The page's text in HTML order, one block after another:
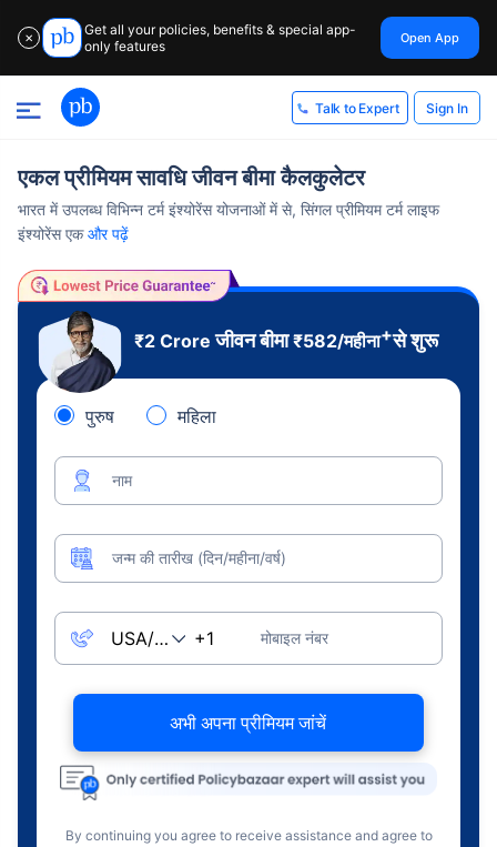
✕
Get all your policies, benefits & special app-
only features
Open App
Talk to Expert Sign In
एकल प्रीमियम सावधि जीवन बीमा कैलकुलेटर
भारत में उपलब्ध विभिन्न टर्म इंश्योरेंस योजनाओं में से, सिंगल प्रीमियम टर्म लाइफ
इंश्योरेंस एकऔर पढ़ें
₹2 Croreजीवन बीमा₹582/महीना+से शुरू
पुरुष महिला
नाम
जन्म की तारीख (दिन/महीना/वर्ष)
मोबाइल नंबर
अभी अपना प्रीमियम जांचें
By continuing you agree to receive assistance and agree to